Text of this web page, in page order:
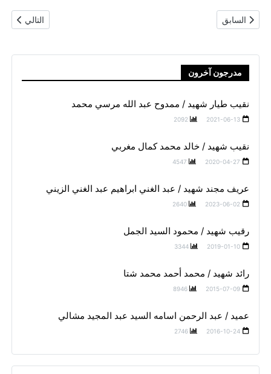
المقال السابق: مجند شهيد / الشحات فتحي بركات شتا
السابق المقال
التالي
مدرجون آخرون
نقيب طيار شهيد / ممدوح عبد الله مرسي محمد
2021-06-13
2092
نقيب شهيد / خالد محمد كمال مغربي
2020-04-27
4547
عريف مجند شهيد / عبد الغني ابراهيم عبد الغني الزيني
2023-06-02
2640
رقيب شهيد / محمود السيد الجمل
2019-01-10
3344
رائد شهيد / محمد أحمد محمد شتا
2015-07-09
8946
عميد / عبد الرحمن اسامه السيد عبد المجيد مشالي
2016-10-24
2746